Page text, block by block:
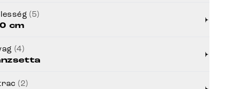
(5)
cm
(4)
(2)